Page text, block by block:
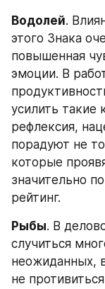
Водолей.
этого Знака
повышенная
эмоции. В
усилить такие
рефлексия,
порадуют не
которые
значительно
рейтинг.
Рыбы. В
случиться
неожиданных,
не